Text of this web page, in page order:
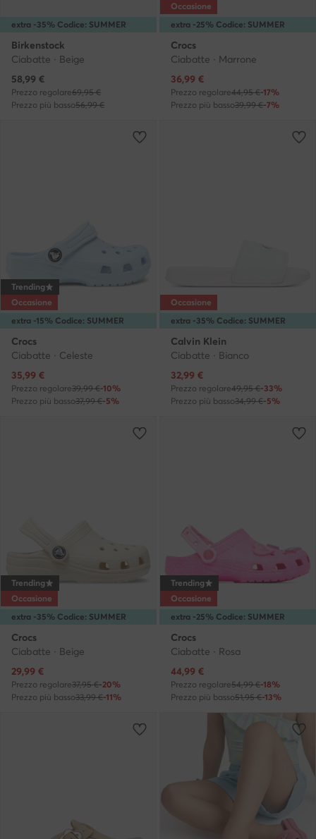
extra -35% Codice: SUMMER
Birkenstock
Ciabatte · Beige
Prezzo attuale
58,99 €
Prezzo regolare69,95 €
Prezzo più basso56,99 €
extra -25% Codice: SUMMER
Occasione
Crocs
Ciabatte · Marrone
Prezzo attuale
36,99 €
Prezzo regolare44,95 €-17%
Prezzo più basso39,99 €-7%
extra -15% Codice: SUMMER
Trending
Occasione
Crocs
Ciabatte · Celeste
Prezzo attuale
35,99 €
Prezzo regolare39,99 €-10%
Prezzo più basso37,99 €-5%
extra -35% Codice: SUMMER
Occasione
Calvin Klein
Ciabatte · Bianco
Prezzo attuale
32,99 €
Prezzo regolare49,95 €-33%
Prezzo più basso34,99 €-5%
extra -35% Codice: SUMMER
Trending
Occasione
Crocs
Ciabatte · Beige
Prezzo attuale
29,99 €
Prezzo regolare37,95 €-20%
Prezzo più basso33,99 €-11%
extra -25% Codice: SUMMER
Trending
Occasione
Crocs
Ciabatte · Rosa
Prezzo attuale
44,99 €
Prezzo regolare54,99 €-18%
Prezzo più basso51,95 €-13%